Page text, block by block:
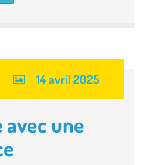
14 avril 2025
une